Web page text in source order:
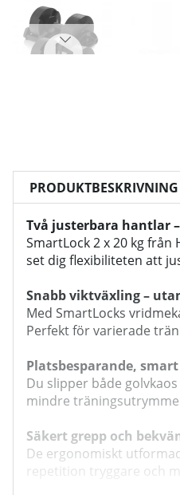
PRODUKTBESKRIVNING
Två justerbara hantlar
SmartLock 2 x 20 kg
set dig flexibiliteten att
Snabb viktväxling –
Med SmartLocks
Perfekt för varierade
Platsbesparande,
Du slipper både
mindre
Säkert grepp och
De ergonomiskt
repetition tryggare och